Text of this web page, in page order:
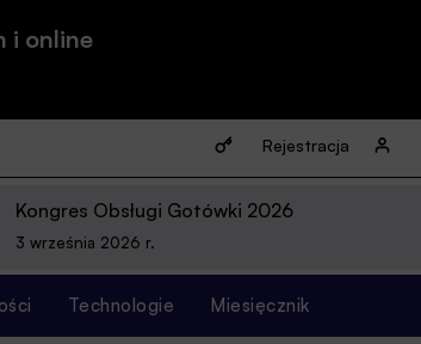
i online
Rejestracja
Kongres Obsługi Gotówki 2026
3 września 2026 r.
Technologie Miesięcznik